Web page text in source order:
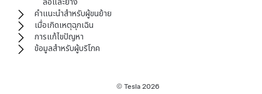
คำแนะนำสำหรับผู้ขนย้าย
เมื่อเกิดเหตุฉุกเฉิน
การแก้ไขปัญหา
ข้อมูลสำหรับผู้บริโภค
© Tesla 2026